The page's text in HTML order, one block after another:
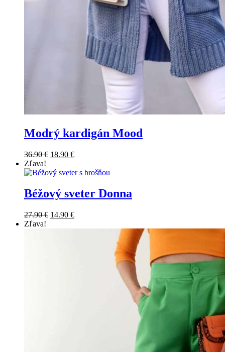
Modrý kardigán Mood
36.90€ 18.90 €
Zľava!
Béžový sveter Donna
27.90€ 14.90 €
Zľava!